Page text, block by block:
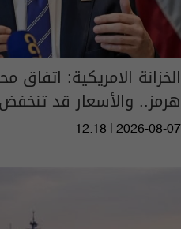
الخزانة الامريكية:
هرمز.. والأسعار قد تنخفض
12:18 | 2026-08-07